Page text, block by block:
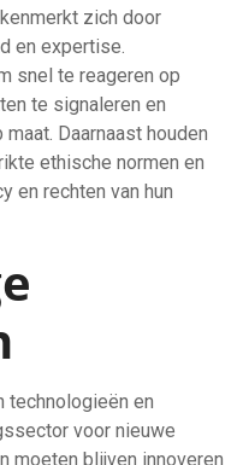
zich door
en expertise.
snel te reageren op
te signaleren en
Daarnaast houden
ethische normen en
en rechten van hun
technologieën en
voor nieuwe
moeten blijven innoveren